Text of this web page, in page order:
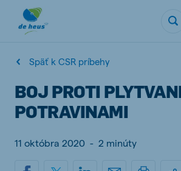
Späť k CSR príbehy
BOJ PROTI
POTRAVINAMI
11 októbra 2020 - 2 minúty